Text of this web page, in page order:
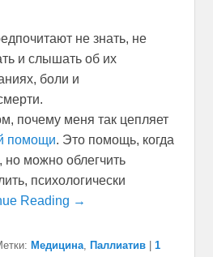
не знать, не
и слышать об их
боли и
почему меня так цепляет
помощи. Это помощь, когда
но можно облегчить
психологически
Reading →
Медицина, Паллиатив
1